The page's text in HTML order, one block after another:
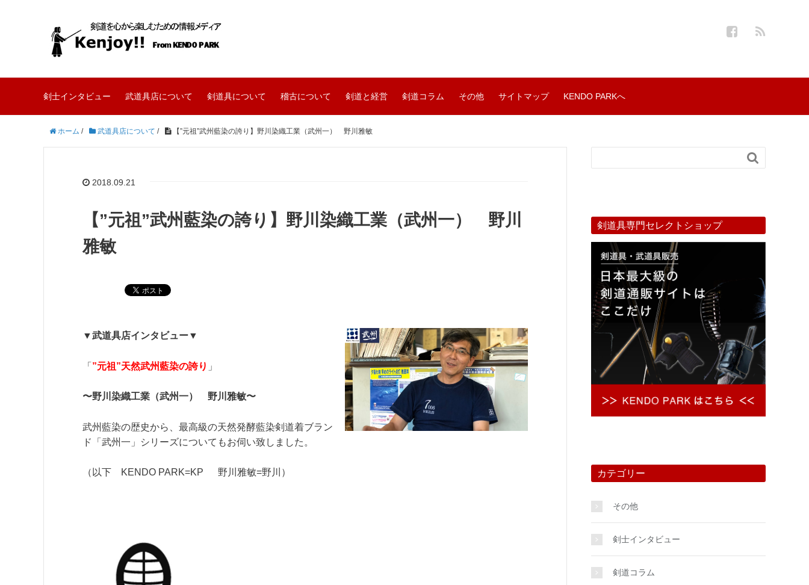
剣士インタビュー 武道具店について 剣道具について 稽古について 剣道と経営 剣道コラム その他 サイトマップ KENDO PARKへ
ホーム / 武道具店について / 【”元祖”武州藍染の誇り】野川染織工業（武州一） 野川雅敏
2018.09.21
【”元祖”武州藍染の誇り】野川染織工業（武州一） 野川
雅敏
▼武道具店インタビュー▼
「 ”元祖”天然武州藍染の誇り 」
〜野川染織工業（武州一） 野川雅敏〜
武州藍染の歴史から、最高級の天然発酵藍染剣道着ブラン
ド「武州一」シリーズについてもお伺い致しました。
（以下 KENDO PARK=KP 野川雅敏=野川）

剣道具専門セレクトショップ
カテゴリー
その他
剣士インタビュー
剣道コラム